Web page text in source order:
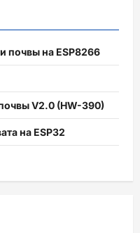
почвы на ESP8266
V2.0 (HW-390)
на ESP32